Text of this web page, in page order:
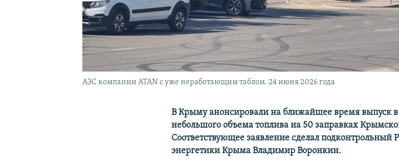
АЗС компании ATAN с уже неработающим таблом. 24 июня 2026 года
В Крыму анонсировали на ближайшее время выпуск
небольшого объема топлива на 50 заправках
Соответствующее заявление сделал подконтрольный
энергетики Крыма Владимир Воронкин.